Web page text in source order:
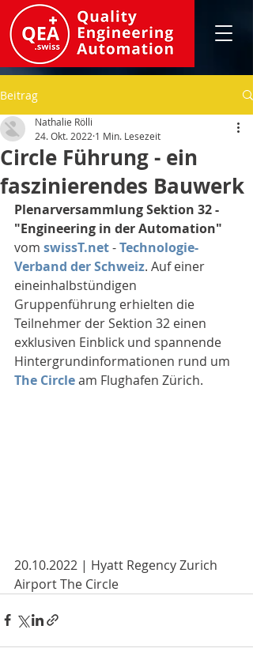
Beitrag
Circle Führung - ein
faszinierendes Bauwerk
Nathalie Rölli
24. Okt. 2022 1 Min. Lesezeit
Plenarversammlung Sektion 32 -
"Engineering in der Automation"
vom swissT.net- Technologie-
Verband der Schweiz. Auf einer
eineinhalbstündigen
Gruppenführung erhielten die
Teilnehmer der Sektion 32 einen
exklusiven Einblick und spannende
Hintergrundinformationen rund um
The Circle am Flughafen Zürich.
20.10.2022 | Hyatt Regency Zurich
Airport The Circle